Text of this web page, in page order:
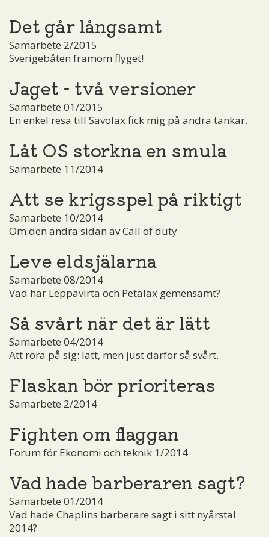
Det går långsamt
Samarbete 2/2015
Sverigebåten framom flyget!
Jaget - två versioner
Samarbete 01/2015
En enkel resa till Savolax fick mig på andra tankar.
Låt OS storkna en smula
Samarbete 11/2014
Att se krigsspel på riktigt
Samarbete 10/2014
Om den andra sidan av Call of duty
Leve eldsjälarna
Samarbete 08/2014
Vad har Leppävirta och Petalax gemensamt?
Så svårt när det är lätt
Samarbete 04/2014
Att röra på sig: lätt, men just därför så svårt.
Flaskan bör prioriteras
Samarbete 2/2014
Fighten om flaggan
Forum för Ekonomi och teknik 1/2014
Vad hade barberaren sagt?
Samarbete 01/2014
Vad hade Chaplins barberare sagt i sitt nyårstal
2014?